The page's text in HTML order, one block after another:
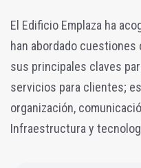
El Edificio Emplaza ha
han abordado
sus principales claves
servicios para clientes;
organización,
Infraestructura y